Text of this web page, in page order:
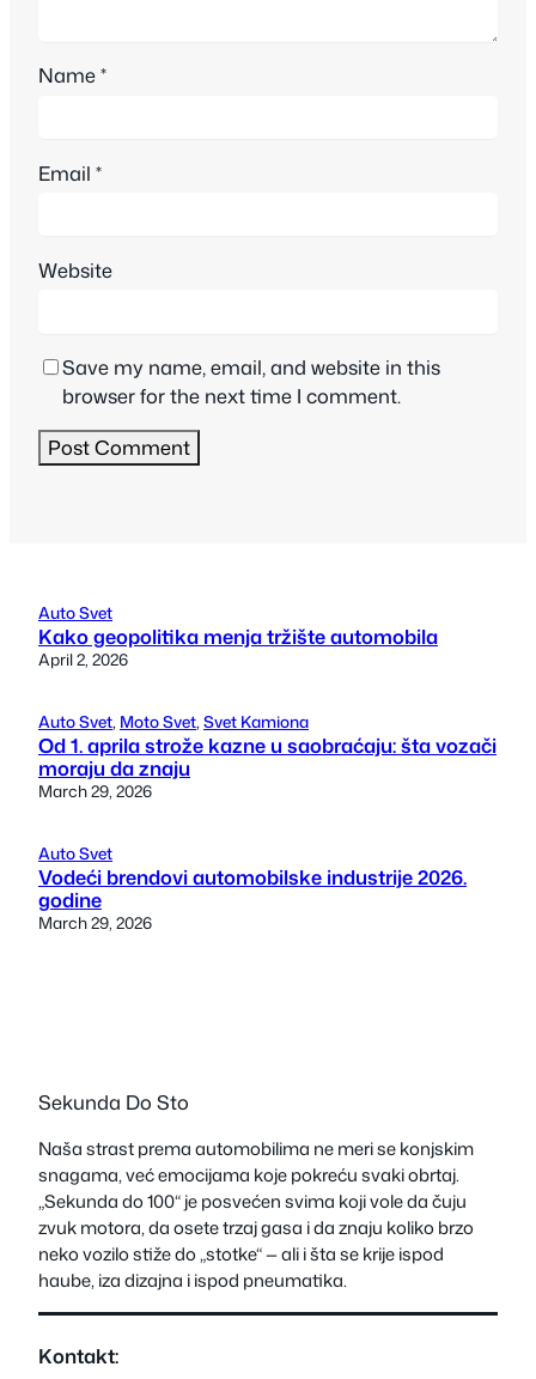
Name*
Email *
Website
Save my name, email, and website in this
browser for the next time I comment.
Auto Svet
Kako geopolitika menja tržište automobila
April 2, 2026
Auto Svet, Moto Svet, Svet Kamiona
Od 1. aprila strože kazne u saobraćaju: šta vozači
moraju da znaju
March 29, 2026
Auto Svet
Vodeći brendovi automobilske industrije 2026.
godine
March 29, 2026
Sekunda Do Sto
Naša strast prema automobilima ne meri se konjskim
snagama, već emocijama koje pokreću svaki obrtaj.
„Sekunda do 100“ je posvećen svima koji vole da čuju
zvuk motora, da osete trzaj gasa i da znaju koliko brzo
neko vozilo stiže do „stotke“ — ali i šta se krije ispod
haube, iza dizajna i ispod pneumatika.
Kontakt: